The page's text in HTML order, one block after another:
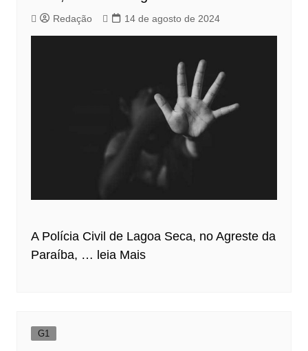
Redação 14 de agosto de 2024
A Polícia Civil de Lagoa Seca, no Agreste da
Paraíba, … leia Mais
G1